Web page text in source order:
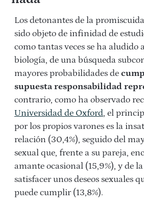
Los detonantes de la
sido objeto de infinidad de
como tantas veces se ha aludido
biología, de una búsqueda
mayores probabilidades de
supuesta responsabilidad
contrario, como ha observado
Universidad de Oxford, el
por los propios varones es la
relación (30,4%), seguido del
sexual que, frente a su pareja,
amante ocasional (15,9%), y de
satisfacer unos deseos sexuales
puede cumplir (13,8%).